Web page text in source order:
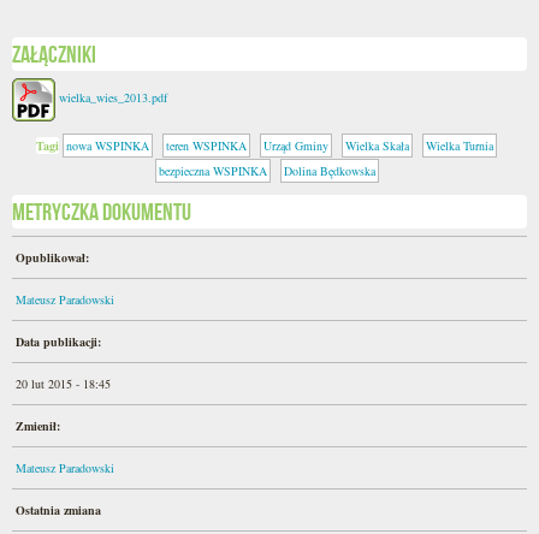
Załączniki
wielka_wies_2013.pdf
Tagi nowa WSPINKA teren WSPINKA Urząd Gminy Wielka Skała
Wielka Turnia
bezpieczna WSPINKA
Dolina Będkowska
Metryczka dokumentu
Opublikował:
Mateusz Paradowski
Data publikacji:
20 lut 2015 - 18:45
Zmienił:
Mateusz Paradowski
Ostatnia zmiana